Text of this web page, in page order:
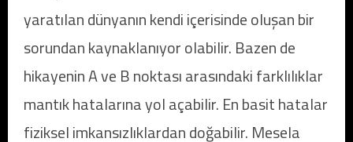
yaratılan dünyanın kendi içerisinde oluşan bir
sorundan kaynaklanıyor olabilir. Bazen de
hikayenin A ve B noktası arasındaki farklılıklar
mantık hatalarına yol açabilir. En basit hatalar
fiziksel imkansızlıklardan doğabilir. Mesela